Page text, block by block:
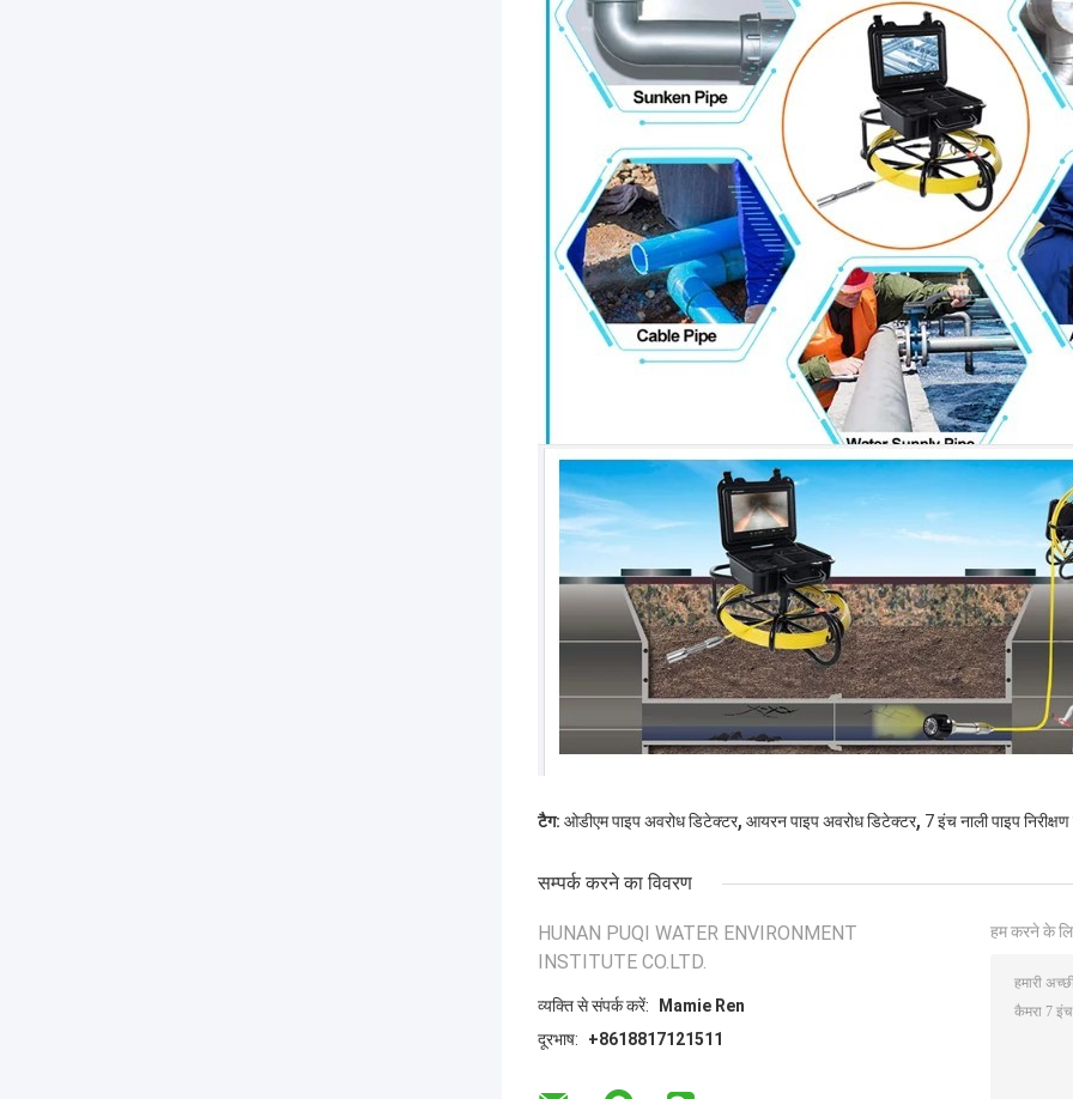
टैग: ओडीएम पाइप अवरोध डिटेक्टर, आयरन पाइप अवरोध डिटेक्टर, 7 इंच नाली पाइप
सम्पर्क करने का विवरण
HUNAN PUQI WATER ENVIRONMENT
INSTITUTE CO.LTD.
व्यक्ति से संपर्क करें:
Mamie Ren
दूरभाष:
+8618817121511
हम करने के